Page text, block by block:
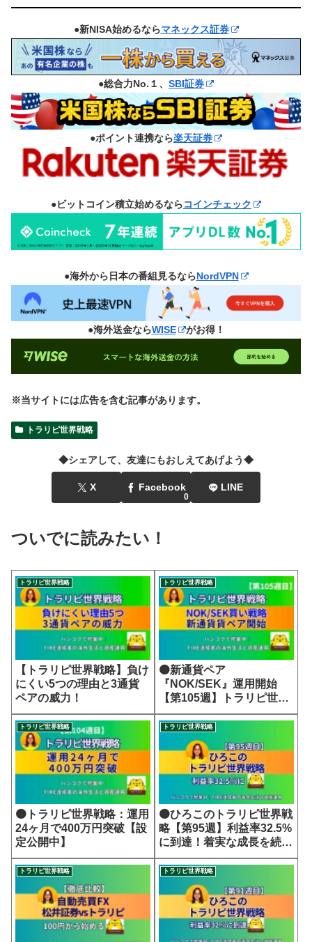
●新NISA始めるならマネックス証券
●総合力No.１、 SBI証券
●ポイント連携なら楽天証券
●ビットコイン積立始めるならコインチェック
●海外から日本の番組見るならNordVPN
●海外送金ならWISE がお得！
※当サイトには広告を含む記事があります。
トラリピ世界戦略
◆シェアして、友達にもおしえてあげよう◆
X Facebook
0
LINE
ついでに読みたい！
トラリピ世界戦略
【トラリピ世界戦略】負け
にくい5つの理由と3通貨
ペアの威力！
トラリピ世界戦略
🟠新通貨ペア
『NOK/SEK』運用開始
【第105週】トラリピ世界
戦略
トラリピ世界戦略
🟠トラリピ世界戦略：運用
24ヶ月で400万円突破【設
定公開中】
トラリピ世界戦略
🟠ひろこのトラリピ世界戦
略【第95週】利益率32.5%
に到達！着実な成長を続け
る世界戦略
トラリピ世界戦略 トラリピ世界戦略